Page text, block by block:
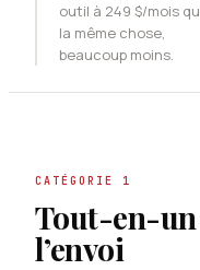
outil à 249 $/mois
la même chose,
beaucoup moins.
CATÉGORIE 1
Tout-en-un
l’envoi